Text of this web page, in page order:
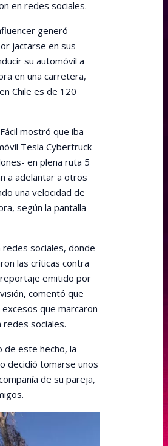
en redes sociales.
generó
jactarse en sus
su automóvil a
en una carretera,
Chile es de 120
mostró que iba
Tesla Cybertruck -
en plena ruta 5
a adelantar a otros
una velocidad de
según la pantalla
sociales, donde
las críticas contra
reportaje emitido por
comentó que
que marcaron
sociales.
de este hecho, la
decidió tomarse unos
de su pareja,